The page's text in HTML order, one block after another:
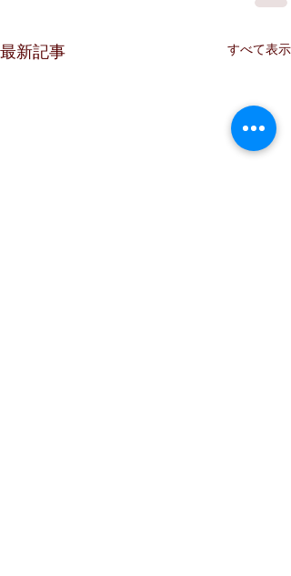
最新記事 すべて表示